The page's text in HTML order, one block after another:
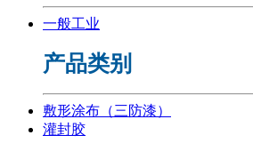
一般工业
产品类别
敷形涂布（三防漆）
灌封胶